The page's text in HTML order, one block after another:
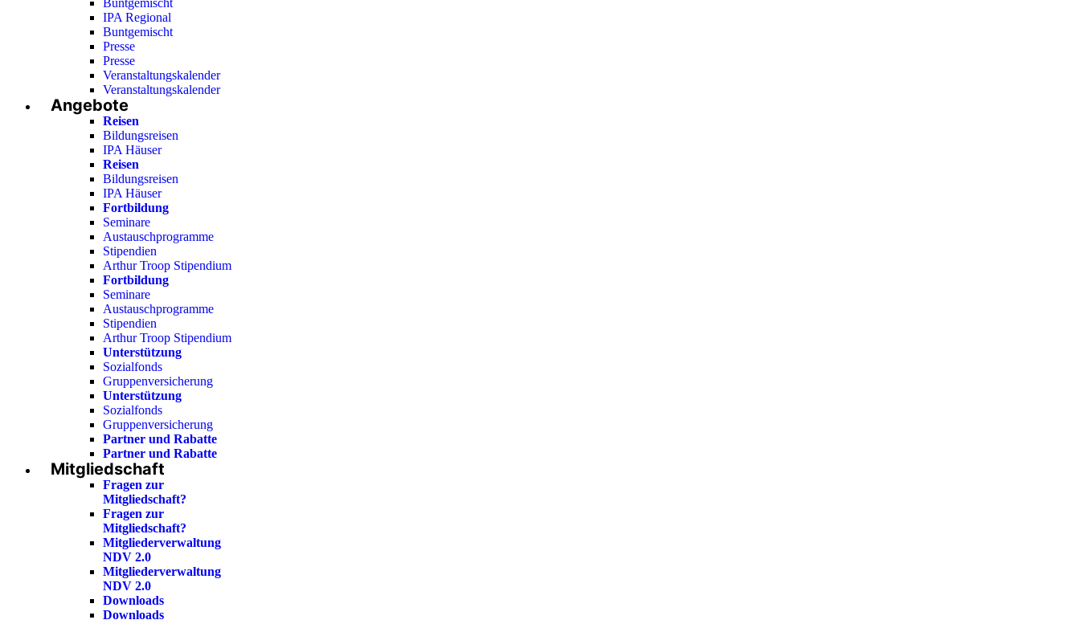
IPA Regional
Buntgemischt
Presse
Presse
Veranstaltungskalender
Veranstaltungskalender
Angebote
Reisen
Bildungsreisen
IPA Häuser
Reisen
Bildungsreisen
IPA Häuser
Fortbildung
Seminare
Austauschprogramme
Stipendien
Arthur Troop Stipendium
Fortbildung
Seminare
Austauschprogramme
Stipendien
Arthur Troop Stipendium
Unterstützung
Sozialfonds
Gruppenversicherung
Unterstützung
Sozialfonds
Gruppenversicherung
Partner und Rabatte
Partner und Rabatte
Mitgliedschaft
Fragen zur
Mitgliedschaft?
Fragen zur
Mitgliedschaft?
Mitgliederverwaltung
NDV 2.0
Mitgliederverwaltung
NDV 2.0
Downloads
Downloads